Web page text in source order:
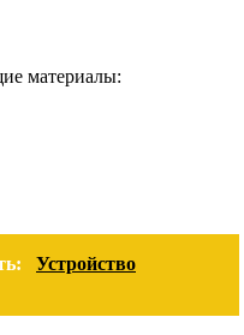
материалы:
Устройство